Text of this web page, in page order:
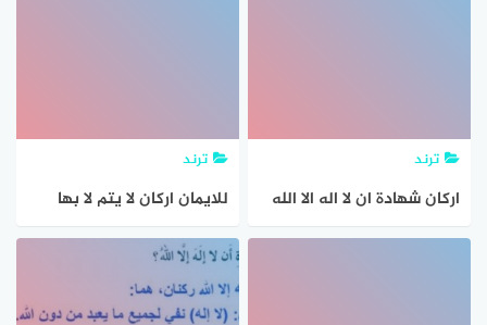
ترند
اركان شهادة ان لا اله الا الله
هما
ترند
للايمان اركان لا يتم لا بها
وعددها